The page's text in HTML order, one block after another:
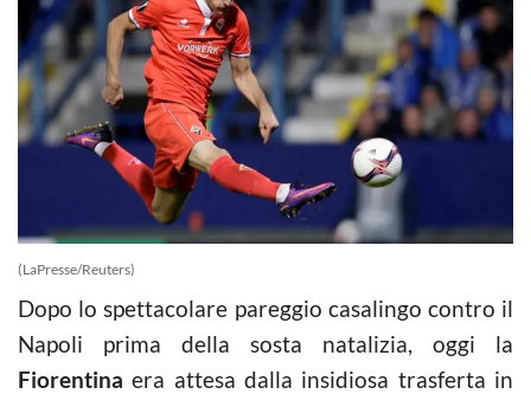
(LaPresse/Reuters)
Dopo lo spettacolare pareggio casalingo contro il
Napoli prima della sosta natalizia, oggi la
Fiorentina era attesa dalla insidiosa trasferta in